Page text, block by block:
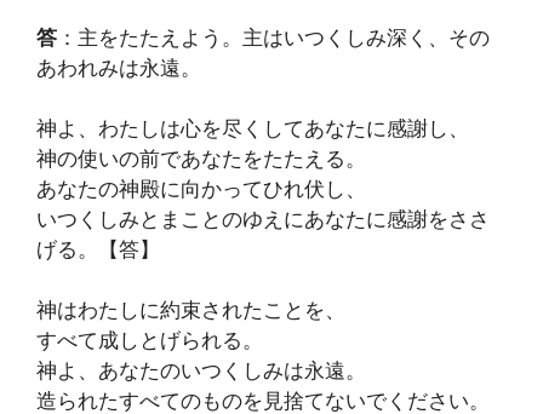
答 ：主をたたえよう。主はいつくしみ深く、その
あわれみは永遠。
神よ、わたしは心を尽くしてあなたに感謝し、
神の使いの前であなたをたたえる。
あなたの神殿に向かってひれ伏し、
いつくしみとまことのゆえにあなたに感謝をささ
げる。【答】
神はわたしに約束されたことを、
すべて成しとげられる。
神よ、あなたのいつくしみは永遠。
造られたすべてのものを見捨てないでください。